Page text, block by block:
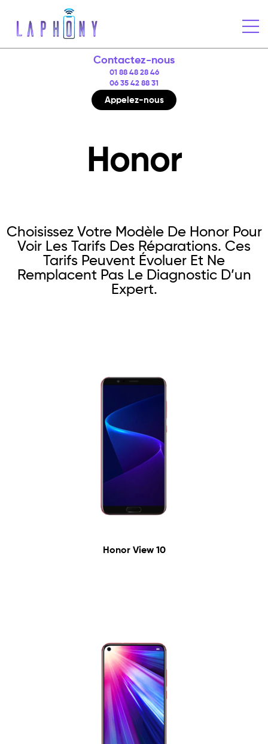
Contactez-nous
01 88 48 28 46
06 35 42 88 31
Appelez-nous
Honor
Choisissez Votre Modèle De Honor Pour
Voir Les Tarifs Des Réparations. Ces
Tarifs Peuvent Évoluer Et Ne
Remplacent Pas Le Diagnostic D’un
Expert.
Honor View 10